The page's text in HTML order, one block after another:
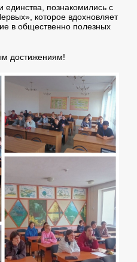
познакомились с
которое вдохновляет
в общественно полезных
достижениям!